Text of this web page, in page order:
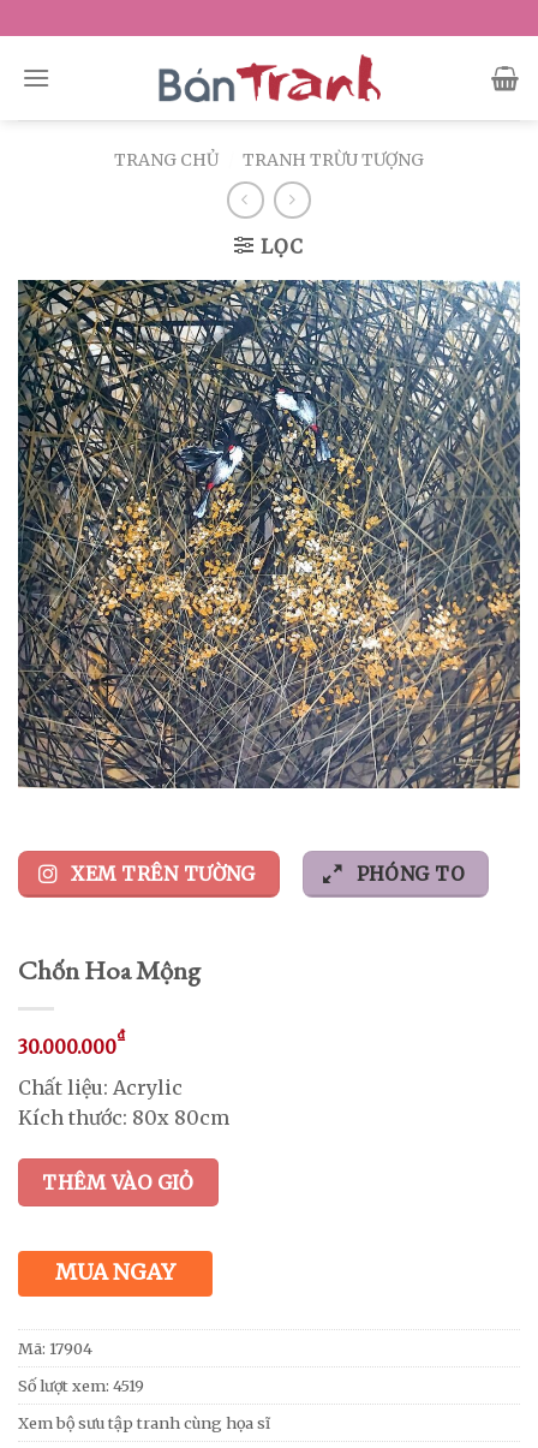
to
content
TRANG CHỦ TRANH TRỪU TƯỢNG
LỌC
XEM TRÊN TƯỜNG PHÓNG TO
Chốn Hoa Mộng
30.000.000₫
Chất liệu: Acrylic
Kích thước: 80x 80cm
THÊM VÀO GIỎ
MUA NGAY
Mã: 17904
Số lượt xem: 4519
Xem bộ sưu tập tranh cùng họa sĩ